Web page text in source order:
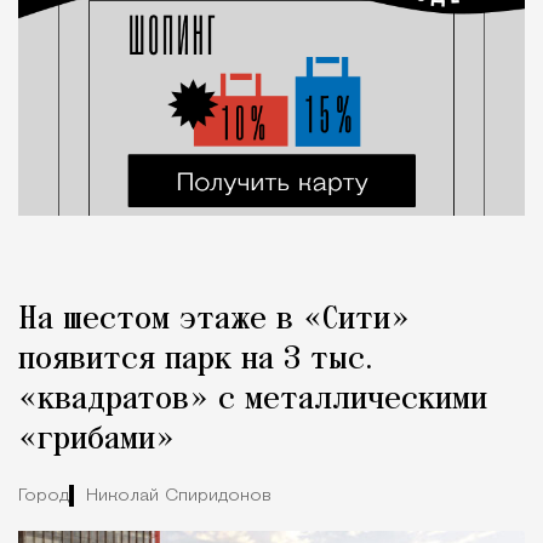
На шестом этаже в «Сити»
появится парк на 3 тыс.
«квадратов» с металлическими
«грибами»
Город Николай Спиридонов